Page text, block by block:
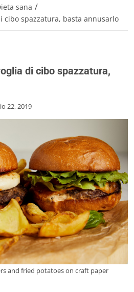
sana /
cibo spazzatura, basta annusarlo
di cibo spazzatura,
22, 2019
and fried potatoes on craft paper